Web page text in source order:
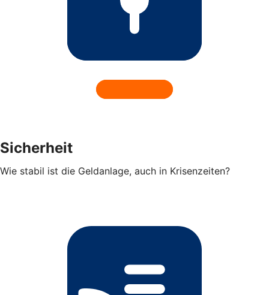
Sicherheit
Wie stabil ist die Geldanlage, auch in Krisenzeiten?